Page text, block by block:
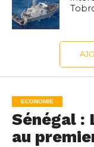
ECONOMIE
Sénégal :
au